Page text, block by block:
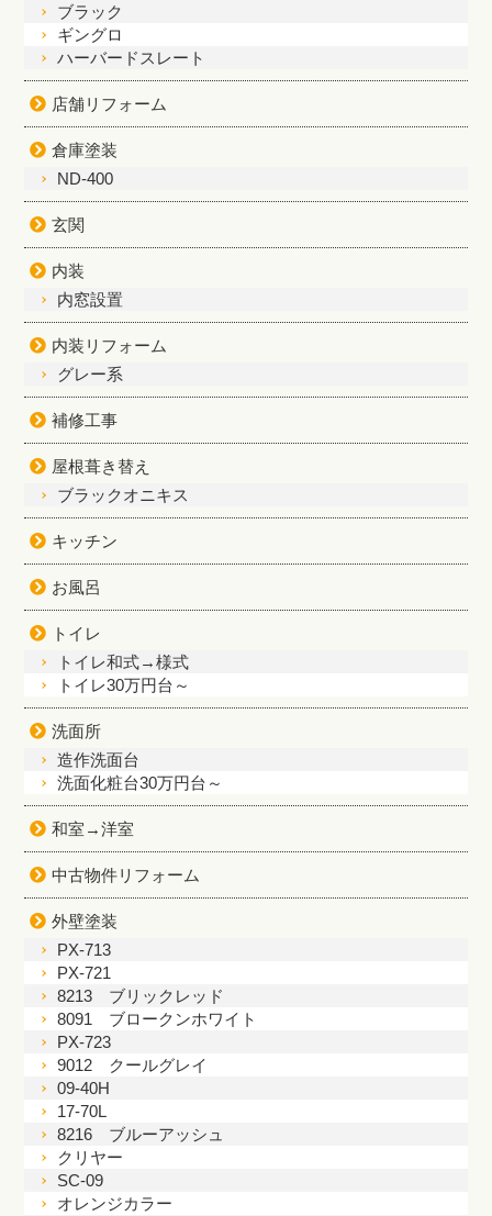
ブラック
ギングロ
ハーバードスレート
店舗リフォーム
倉庫塗装
ND-400
玄関
内装
内窓設置
内装リフォーム
グレー系
補修工事
屋根葺き替え
ブラックオニキス
キッチン
お風呂
トイレ
トイレ和式→様式
トイレ30万円台～
洗面所
造作洗面台
洗面化粧台30万円台～
和室→洋室
中古物件リフォーム
外壁塗装
PX-713
PX-721
8213 ブリックレッド
8091 ブロークンホワイト
PX-723
9012 クールグレイ
09-40H
17-70L
8216 ブルーアッシュ
クリヤー
SC-09
オレンジカラー